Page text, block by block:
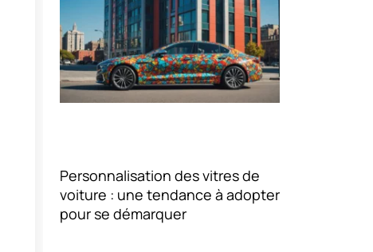
Personnalisation des vitres de
voiture : une tendance à adopter
pour se démarquer